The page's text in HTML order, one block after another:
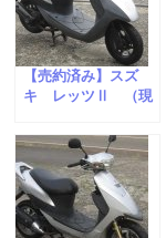
【売約済み】スズ
キ レッツⅡ （現